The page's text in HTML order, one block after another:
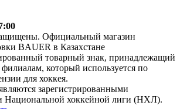
Официальный магазин
BAUER в Казахстане
товарный знак, принадлежащий
который используется по
для хоккея.
зарегистрированными
Национальной хоккейной лиги (НХЛ).